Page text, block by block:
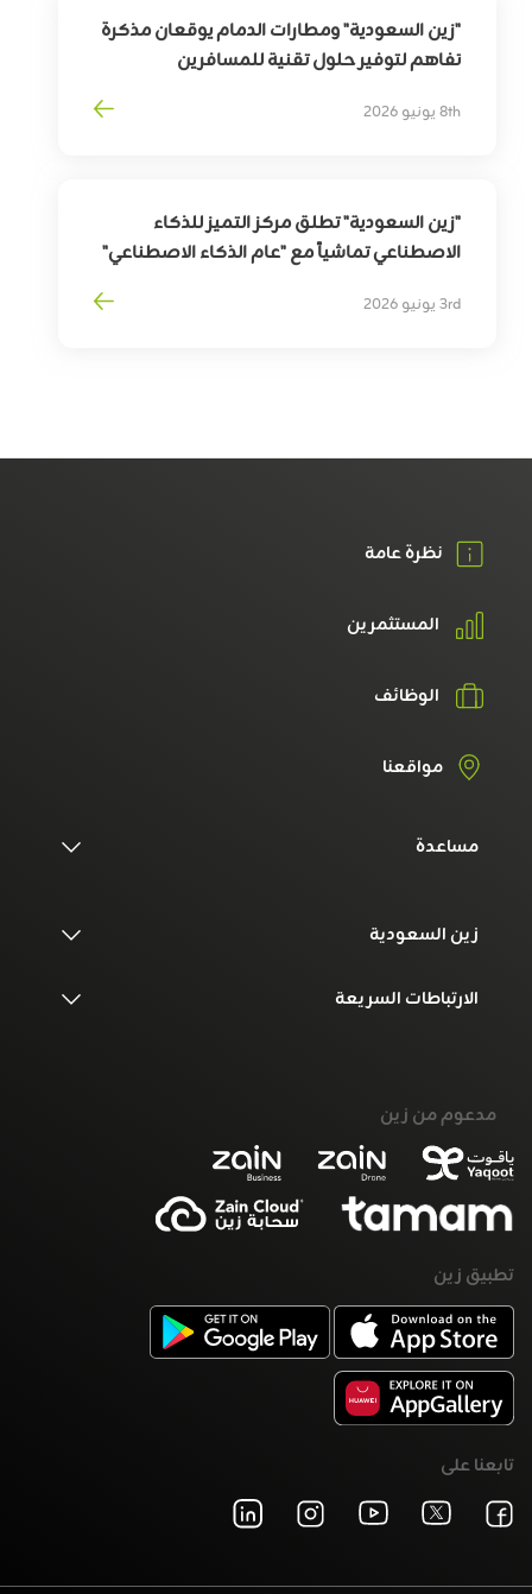
"زين السعودية" ومطارات الدمام يوقعان مذكرة
تفاهم لتوفير حلول تقنية للمسافرين
وترقيةتجربةالمسافرين 8th يونيو 2026
"زين السعودية" تطلق مركز التميز للذكاء
الاصطناعي تماشياً مع "عام الذكاء الاصطناعي"
3rd يونيو 2026
نظرة عامة
المستثمرين
الوظائف
مواقعنا
مساعدة
زين السعودية
الارتباطات السريعة
مدعوم من زين
تطبيق زين
تابعنا على